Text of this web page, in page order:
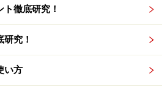
航空券ですが、JALには更にお
ります。「
ディスカウントマイ
当すれば、
きます。
徹底研究！
究！
い方